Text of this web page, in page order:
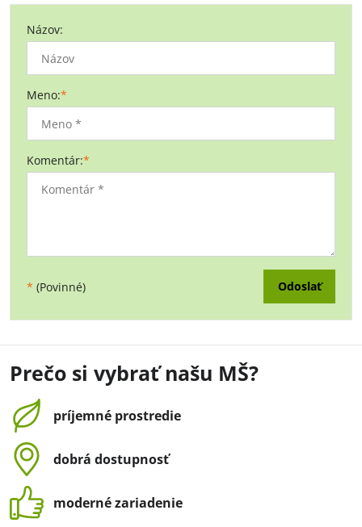
Názov:
Meno:*
Komentár:*
* (Povinné) Odoslať
Prečo si vybrať našu MŠ?
príjemné prostredie
dobrá dostupnosť
moderné zariadenie